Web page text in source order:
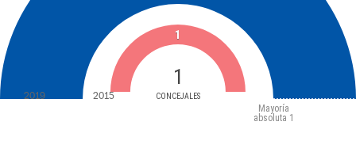
1
CONCEJALES
Mayoría
absoluta 1
1
2019 2015